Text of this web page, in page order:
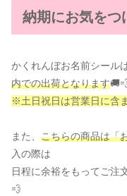
納期にお気をつ
かくれんぼお名前シールは
内での出荷となります
※土日祝日は営業日に含
また、 こちらの商品は「
入の際は
日程に余裕をもってご注
💨